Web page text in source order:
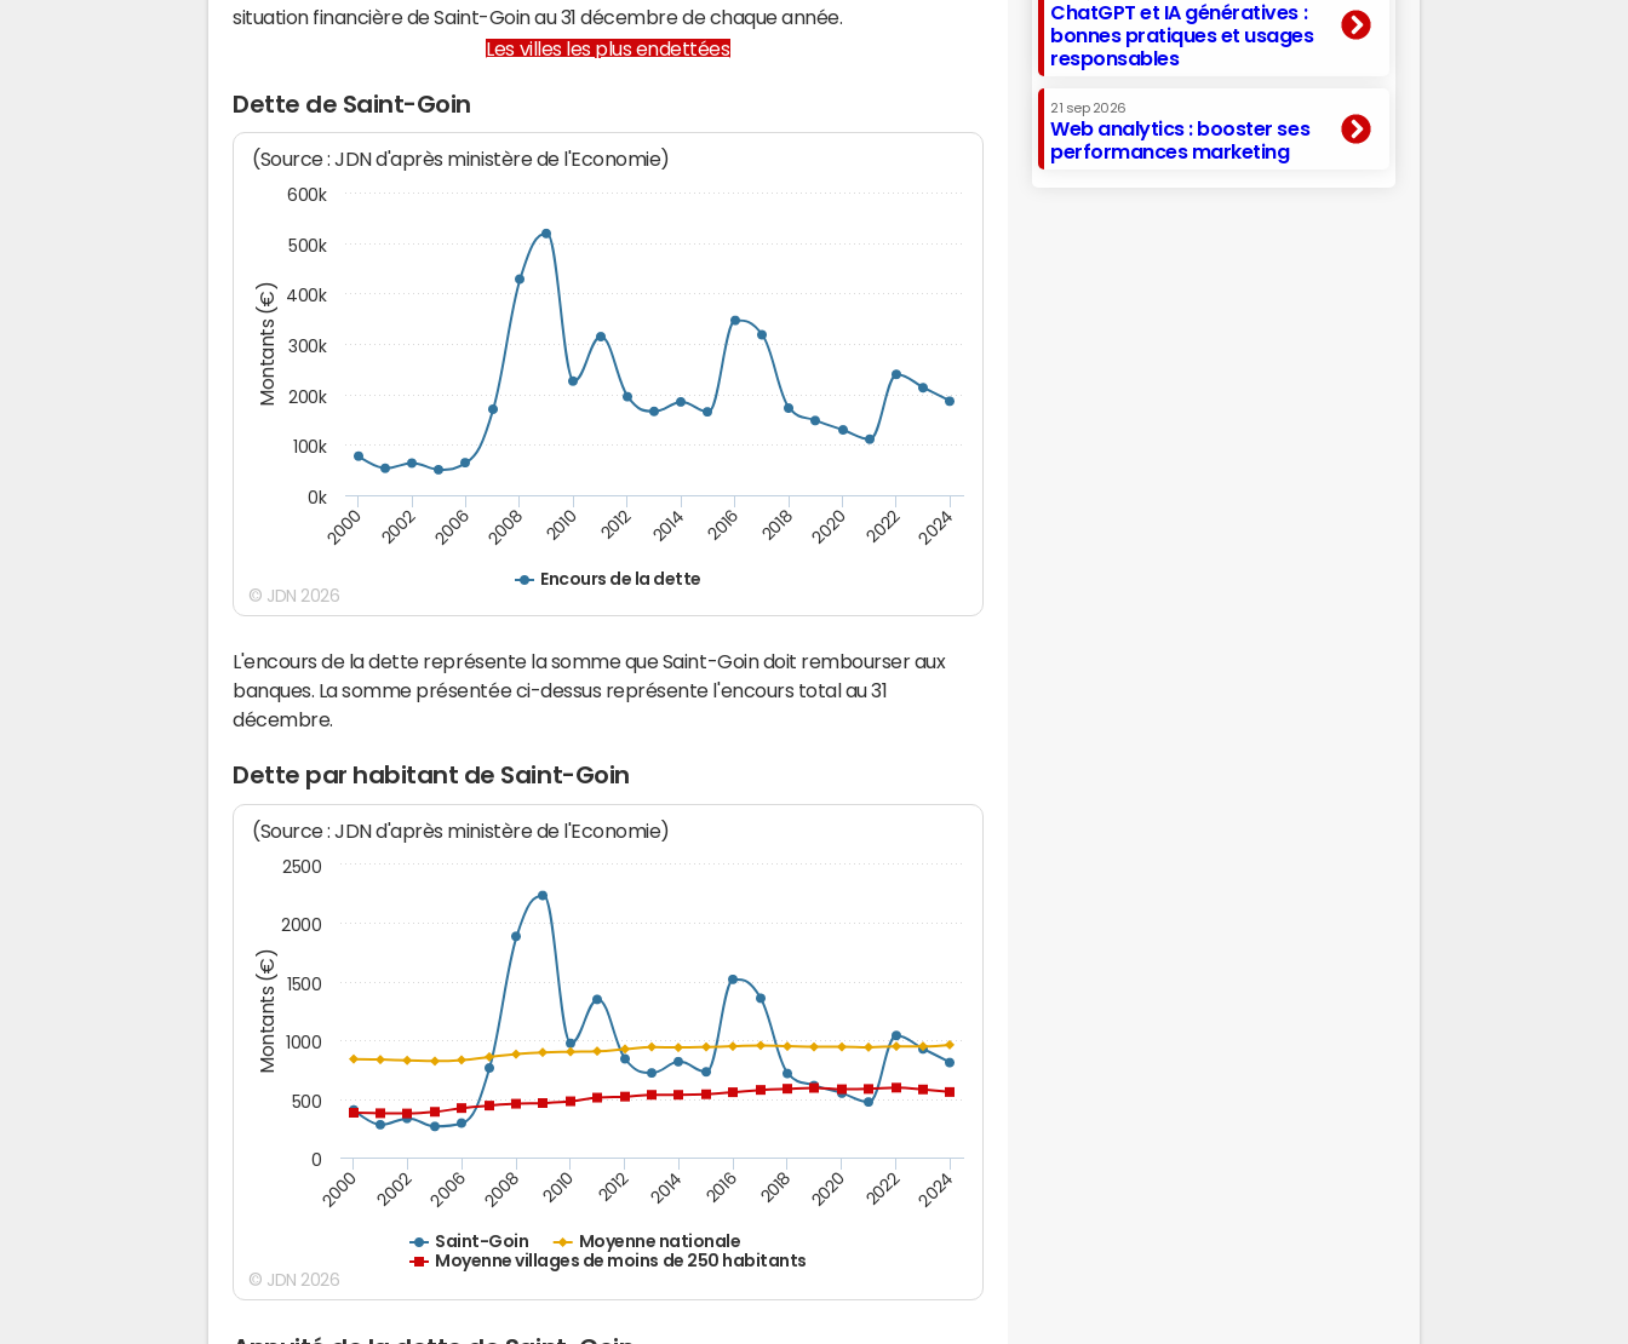
situation financière de Saint-Goin au 31 décembre de chaque année.
Les villes les plus endettées
Dette de Saint-Goin
Montants (€)
(Source : JDN d'après ministère de l'Economie)
Encours de la dette
2000 2002 2006 2008 2010 2012 2014 2016 2018 2020 2022 2024
0k
100k
200k
300k
400k
500k
600k
© JDN 2026
L'encours de la dette représente la somme que Saint-Goin doit rembourser aux
banques. La somme présentée ci-dessus représente l'encours total au 31
décembre.
Dette par habitant de Saint-Goin
Montants (€)
(Source : JDN d'après ministère de l'Economie)
Saint-Goin
Moyenne nationale
Moyenne villages de moins de 250 habitants
2000 2002 2006 2008 2010 2012 2014 2016 2018 2020 2022 2024
0
500
1000
1500
2000
2500
© JDN 2026
ChatGPT et IA génératives :
bonnes pratiques et usages
responsables
21 sep 2026
Web analytics : booster ses
performances marketing